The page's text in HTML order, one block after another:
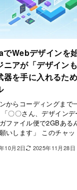
Webデザインを
ニアが「デザイン
器を手に入れるた
からコーディングまで
〇〇さん、デザインデ
ファイル便で2GBある
いします」 このチャ
10月2日 2025年11月28日